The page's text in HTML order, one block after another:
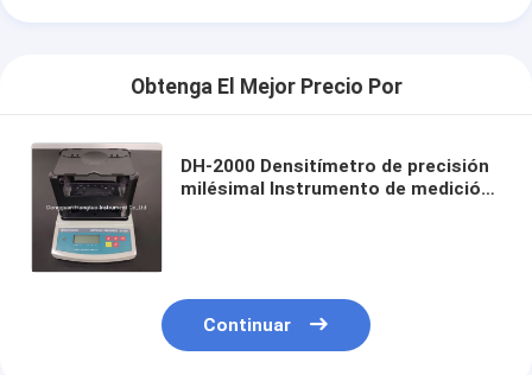
Obtenga El Mejor Precio Por
DH-2000 Densitímetro de precisión
milésimal Instrumento de medición
Continuar